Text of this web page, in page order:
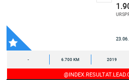
- 6.700 KM 2019